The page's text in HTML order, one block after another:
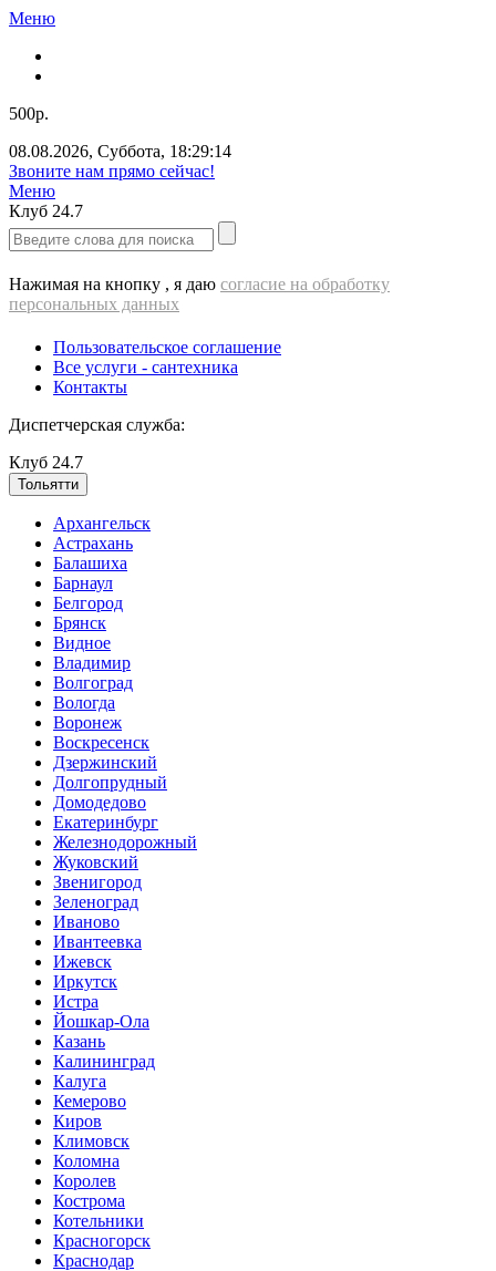
Меню
500р.
08.08.2026, Суббота, 18:29:14
Звоните нам прямо сейчас!
Меню
Клуб 24.7
Нажимая на кнопку , я даю согласие на обработку
персональных данных
Пользовательское соглашение
Все услуги - cантехника
Контакты
Диспетчерская служба:
Клуб 24.7
Тольятти
Архангельск
Астрахань
Балашиха
Барнаул
Белгород
Брянск
Видное
Владимир
Волгоград
Вологда
Воронеж
Воскресенск
Дзержинский
Долгопрудный
Домодедово
Екатеринбург
Железнодорожный
Жуковский
Звенигород
Зеленоград
Иваново
Ивантеевка
Ижевск
Иркутск
Истра
Йошкар-Ола
Казань
Калининград
Калуга
Кемерово
Киров
Климовск
Коломна
Королев
Кострома
Котельники
Красногорск
Краснодар